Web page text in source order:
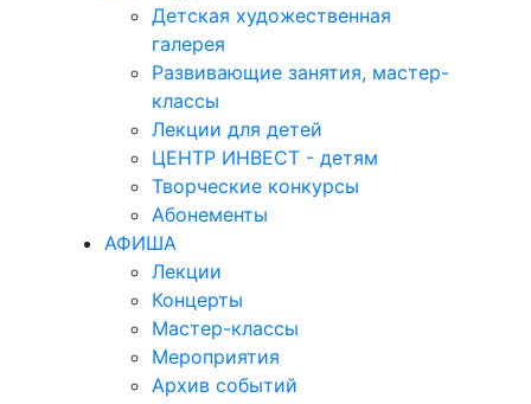
Детская художественная
галерея
Развивающие занятия, мастер-
классы
Лекции для детей
ЦЕНТР ИНВЕСТ - детям
Творческие конкурсы
Абонементы
АФИША
Лекции
Концерты
Мастер-классы
Мероприятия
Архив событий